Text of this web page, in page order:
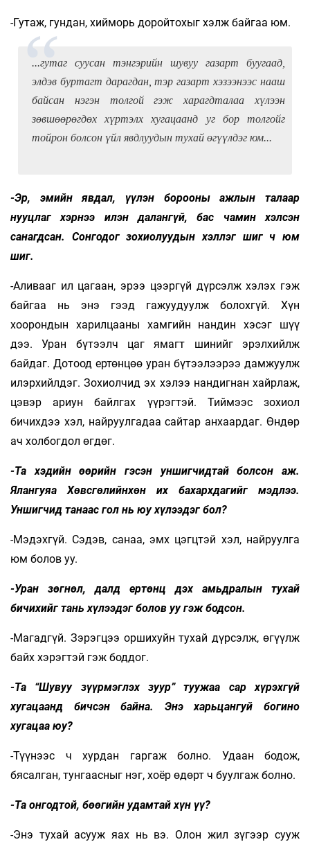
-Гутаж, гундан, хийморь доройтохыг хэлж байгаа юм.
...гутаг суусан тэнгэрийн шувуу газарт буугаад,
элдэв буртагт дарагдан, тэр газарт хэзээнээс нааш
байсан нэгэн толгой гэж харагдталаа хүлээн
зөвшөөрөгдөх хүртэлх хугацаанд уг бор толгойг
тойрон болсон үйл явдлуудын тухай өгүүлдэг юм...
-Эр, эмийн явдал, үүлэн борооны ажлын талаар
нууцлаг хэрнээ илэн далангүй, бас чамин хэлсэн
санагдсан. Сонгодог зохиолуудын хэллэг шиг ч юм
шиг.
-Аливааг ил цагаан, эрээ цээргүй дүрсэлж хэлэх гэж
байгаа нь энэ гээд гажуудуулж болохгүй. Хүн
хоорондын харилцааны хамгийн нандин хэсэг шүү
дээ. Уран бүтээлч цаг ямагт шинийг эрэлхийлж
байдаг. Дотоод ертөнцөө уран бүтээлээрээ дамжуулж
илэрхийлдэг. Зохиолчид эх хэлээ нандигнан хайрлаж,
цэвэр ариун байлгах үүрэгтэй. Тиймээс зохиол
бичихдээ хэл, найруулгадаа сайтар анхаардаг. Өндөр
ач холбогдол өгдөг.
-Та хэдийн өөрийн гэсэн уншигчидтай болсон аж.
Ялангуяа Хөвсгөлийнхөн их бахархдагийг мэдлээ.
Уншигчид танаас гол нь юу хүлээдэг бол?
-Мэдэхгүй. Сэдэв, санаа, эмх цэгцтэй хэл, найруулга
юм болов уу.
-Уран зөгнөл, далд ертөнц дэх амьдралын тухай
бичихийг тань хүлээдэг болов уу гэж бодсон.
-Магадгүй. Зэрэгцээ оршихуйн тухай дүрсэлж, өгүүлж
байх хэрэгтэй гэж боддог.
-Та “Шувуу зүүрмэглэх зуур” туужаа сар хүрэхгүй
хугацаанд бичсэн байна. Энэ харьцангуй богино
хугацаа юу?
-Түүнээс ч хурдан гаргаж болно. Удаан бодож,
бясалган, тунгаасныг нэг, хоёр өдөрт ч буулгаж болно.
-Та онгодтой, бөөгийн удамтай хүн үү?
-Энэ тухай асууж яах нь вэ. Олон жил зүгээр сууж